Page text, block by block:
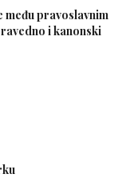
među pravoslavnim
i kanonski